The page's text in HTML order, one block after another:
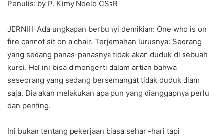
Penulis: by P. Kimy Ndelo CSsR
JERNIH-Ada ungkapan berbunyi demikian: One who is on
fire cannot sit on a chair. Terjemahan lurusnya: Seorang
yang sedang panas-panasnya tidak akan duduk di sebuah
kursi. Hal ini bisa dimengerti dalam artian bahwa
seseorang yang sedang bersemangat tidak duduk diam
saja. Dia akan melakukan apa pun yang dianggapnya perlu
dan penting.
Ini bukan tentang pekerjaan biasa sehari-hari tapi